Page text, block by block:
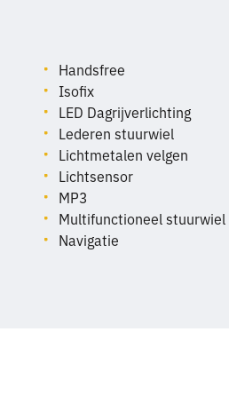
Handsfree
Isofix
LED Dagrijverlichting
Lederen stuurwiel
Lichtmetalen velgen
Lichtsensor
MP3
Multifunctioneel stuurwiel
Navigatie